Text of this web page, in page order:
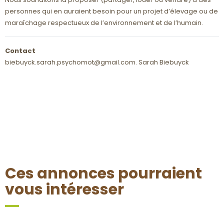
NOTRE HISTOIRE
NOS PARTENAIRES
NOTRE ÉQUIPE
PROPRIÉTAIRES PRIVÉS
IMPLIQUER VOTRE
ENTREPRISE
TESTAMENT
personnes qui en auraient besoin pour un projet d’élevage ou de
maraîchage respectueux de l’environnement et de l’humain.
Contact
biebuyck.sarah.psychomot@gmail.com. Sarah Biebuyck
Ces annonces pourraient
vous intéresser